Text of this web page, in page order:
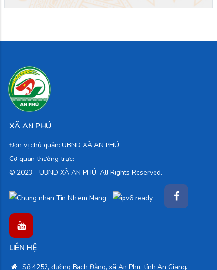
XÃ AN PHÚ
Đơn vị chủ quản: UBND XÃ AN PHÚ
Cơ quan thường trực:
© 2023 - UBND XÃ AN PHÚ. All Rights Reserved.
LIÊN HỆ
Số 4252, đường Bạch Đằng, xã An Phú, tỉnh An Giang.